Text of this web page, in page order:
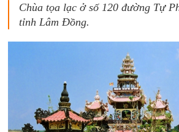
Chùa tọa lạc ở số 120 đường Tự
tỉnh Lâm Đồng.